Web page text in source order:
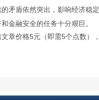
矛盾依然突出，影响经济稳
金融安全的任务十分艰巨。
章价格5元（即需5个点数）